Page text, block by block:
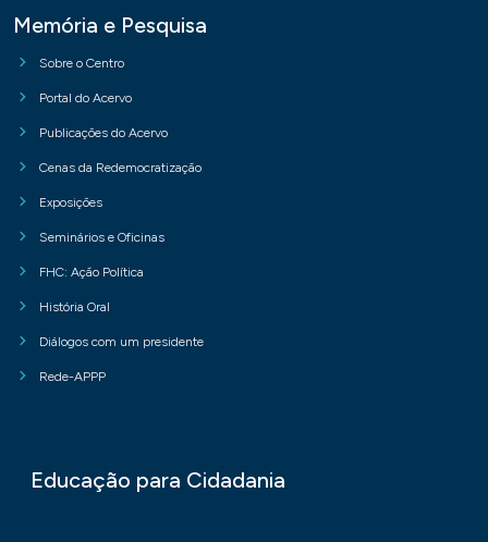
Memória e Pesquisa
Sobre o Centro
Portal do Acervo
Publicações do Acervo
Cenas da Redemocratização
Exposições
Seminários e Oficinas
FHC: Ação Política
História Oral
Diálogos com um presidente
Rede-APPP
Educação para Cidadania